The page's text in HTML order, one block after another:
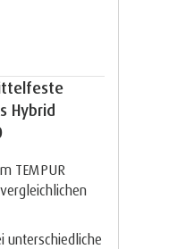
Hybrid
TEMPUR
unterschiedliche